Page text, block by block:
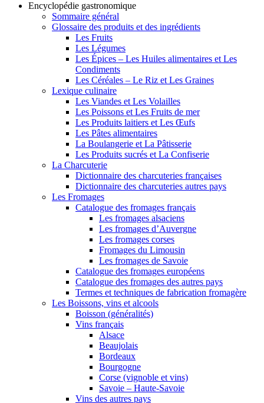
Encyclopédie gastronomique
Sommaire général
Glossaire des produits et des ingrédients
Les Fruits
Les Légumes
Les Épices – Les Huiles alimentaires et Les
Condiments
Les Céréales – Le Riz et Les Graines
Lexique culinaire
Les Viandes et Les Volailles
Les Poissons et Les Fruits de mer
Les Produits laitiers et Les Œufs
Les Pâtes alimentaires
La Boulangerie et La Pâtisserie
Les Produits sucrés et La Confiserie
La Charcuterie
Dictionnaire des charcuteries françaises
Dictionnaire des charcuteries autres pays
Les Fromages
Catalogue des fromages français
Les fromages alsaciens
Les fromages d’Auvergne
Les fromages corses
Fromages du Limousin
Les fromages de Savoie
Catalogue des fromages européens
Catalogue des fromages des autres pays
Termes et techniques de fabrication fromagère
Les Boissons, vins et alcools
Boisson (généralités)
Vins français
Alsace
Beaujolais
Bordeaux
Bourgogne
Corse (vignoble et vins)
Savoie – Haute-Savoie
Vins des autres pays